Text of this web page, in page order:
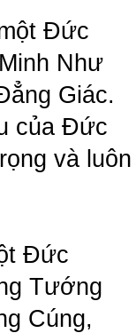
Đức
Như
Giác.
của Đức
và luôn
Đức
Tướng
Cúng,